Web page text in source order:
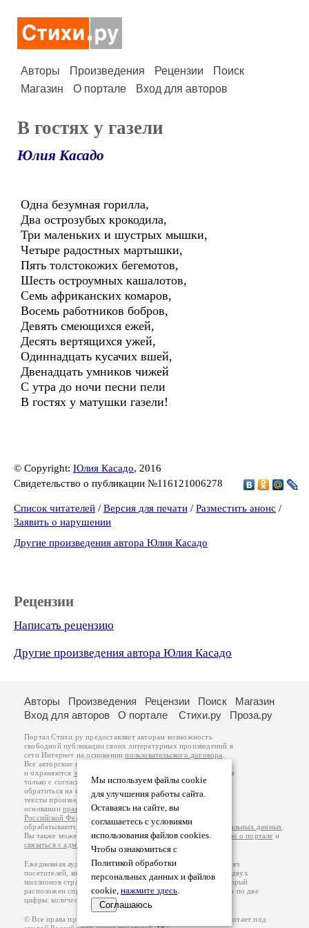
Авторы Произведения Рецензии
Поиск
Магазин
О портале Вход для авторов
В гостях у газели
Юлия Касадо
Одна безумная горилла,
Два острозубых крокодила,
Три маленьких и шустрых мышки,
Четыре радостных мартышки,
Пять толстокожих бегемотов,
Шесть остроумных кашалотов,
Семь африканских комаров,
Восемь работников бобров,
Девять смеющихся ежей,
Десять вертящихся ужей,
Одиннадцать кусачих вшей,
Двенадцать умников чижей
С утра до ночи песни пели
В гостях у матушки газели!
© Copyright: Юлия Касадо, 2016
Свидетельство о публикации №116121006278
Список читателей / Версия для печати / Разместить анонс /
Заявить о нарушении
Другие произведения автора Юлия Касадо
Рецензии
Написать рецензию
Другие произведения автора Юлия Касадо
Мы используем файлы cookie
для улучшения работы сайта.
Оставаясь на сайте, вы
соглашаетесь с условиями
использования файлов cookies.
Чтобы ознакомиться с
Политикой обработки
персональных данных и файлов
cookie, нажмите здесь.
Соглашаюсь
Авторы Произведения Рецензии Поиск
Магазин
Вход для авторов
О портале Стихи.ру Проза.ру
Портал Стихи.ру предоставляет авторам возможность
свободной публикации своих литературных произведений в
сети Интернет на основаниипользовательского договора
Все авторские права на произведения принадлежат авторам
и охраняются законом
. Перепечатка произведений возможна
только с согласия его автора, к которому вы можете
обратиться на его авторской странице. Ответственность за
тексты произведений авторы несут самостоятельно на
основанииправил публикацииизаконодательства
Российской Федерации
обрабатываются на основанииПолитики обработки персональных данных
Вы также можете посмотреть более подробнуюинформацию о портале и
связаться с администрацией
Ежедневная аудитория портала Стихи.ру – порядка 200 тысяч
посетителей, которые в общей сумме просматривают более двух
миллионов страниц по данным счетчика посещаемости, который
расположен справа от этого текста. В каждой графе указано по две
цифры: количество просмотров и количество посетителей.
© Все права принадлежат авторам, 2000-2026. Портал работает под